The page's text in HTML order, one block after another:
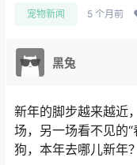
宠物新闻 5 个月前
黑兔
新年的脚步越来越近
场，另一场看不见的
狗，本年去哪儿新年？